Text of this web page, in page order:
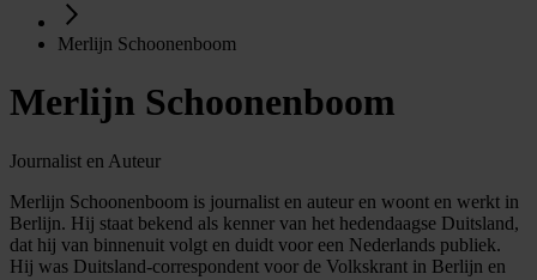
Merlijn Schoonenboom
Merlijn Schoonenboom
Journalist en Auteur
Merlijn Schoonenboom is journalist en auteur en woont en werkt in
Berlijn. Hij staat bekend als kenner van het hedendaagse Duitsland,
dat hij van binnenuit volgt en duidt voor een Nederlands publiek.
Hij was Duitsland-correspondent voor de Volkskrant in Berlijn en